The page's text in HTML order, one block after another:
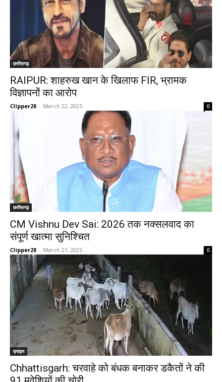
छत्तीसगढ़
RAIPUR: शाहरुख खान के खिलाफ FIR, भ्रामक
विज्ञापनों का आरोप
Clipper28 - March 22, 2025 0
छत्तीसगढ़
CM Vishnu Dev Sai: 2026 तक नक्सलवाद का
संपूर्ण खात्मा सुनिश्चित
Clipper28 - March 21, 2025 0
क्राइम
Chhattisgarh: चरवाहे को बंधक बनाकर डकैतों ने की